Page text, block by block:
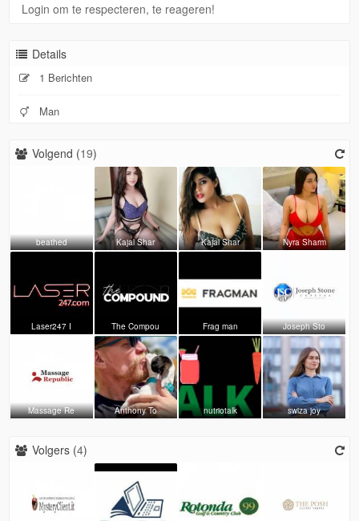
Login om te respecteren, te reageren!
Details
1 Berichten
Man
Volgend (19)
beathed Kajal Shar Kajal Shar Nyra Sharm
Laser247 I The Compou Frag man Joseph Sto
Massage Re Anthony To nutriotalk swiza joy
Volgers (4)